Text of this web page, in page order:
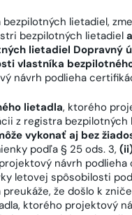
lietadiel,
bezpilotných lietadiel
lietadiel Dopravný
vlastníka
návrh podlieha
lietadla, ktorého
z registra bezpilotných
vykonať aj bez
podľa § 25 ods. 3,
návrh
letovej spôsobilosti
preukáže, že došlo k
ktorého projektový